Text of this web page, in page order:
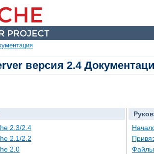
версия 2.4
2.3/2.4
2.1/2.2
2.0
Файлы